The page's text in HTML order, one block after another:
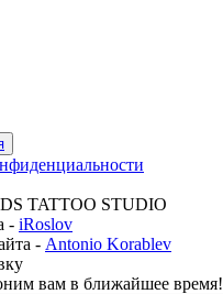
TATTOO STUDIO
- iRoslov
- Antonio Korablev
вам в ближайшее время!